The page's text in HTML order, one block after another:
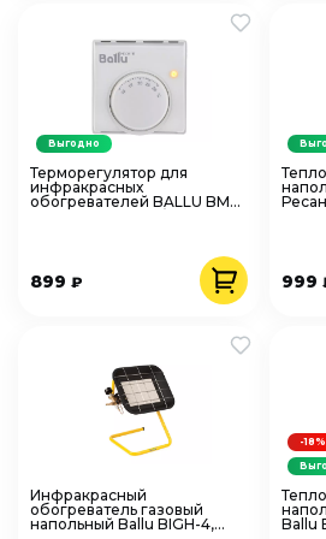
Терморегулятор для
инфракрасных
обогревателей BALLU BMT-
899 ₽
Выгодно
999
Инфракрасный
обогреватель газовый
напольный Ballu BIGH-4,
Ballu
-18%